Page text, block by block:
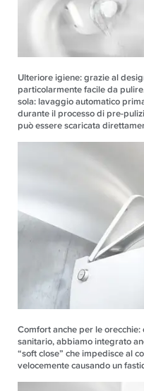
Ulteriore igiene: grazie al
particolarmente facile da
sola: lavaggio automatico
durante il processo di pre-
può essere scaricata
Comfort anche per le
sanitario, abbiamo integrato
“soft close” che impedisce al
velocemente causando un